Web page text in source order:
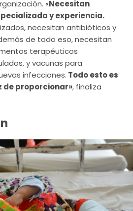
«Necesitan
y experiencia.
necesitan antibióticos y
de todo eso, necesitan
terapéuticos
y vacunas para
infecciones. Todo esto es
de proporcionar», finaliza